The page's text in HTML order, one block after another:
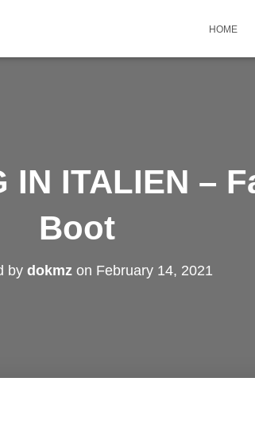
HOME
IN ITALIEN –
Boot
by dokmz on February 14, 2021